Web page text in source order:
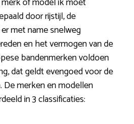
door rijstijl, de
met name snelweg
en het vermogen van de
bandenmerken voldoen
dat geldt evengoed voor de
merken en modellen
in 3 classificaties: